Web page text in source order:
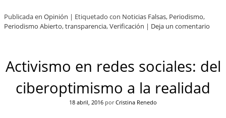
Publicada en Opinión | Etiquetado con Noticias Falsas, Periodismo,
Periodismo Abierto,transparencia,Verificación | Deja un comentario
Activismo en redes sociales: del
ciberoptimismo a la realidad
18 abril, 2016 porCristina Renedo